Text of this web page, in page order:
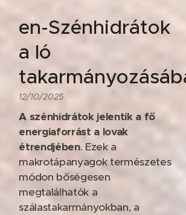
en-Szénhidrátok
a ló
12/10/2025
A szénhidrátok jelentik a fő
energiaforrást a lovak
étrendjében. Ezek a
makrotápanyagok természetes
módon bőségesen
megtalálhatók a
szálastakarmányokban, a